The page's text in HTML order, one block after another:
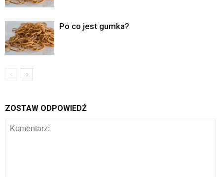
Po co jest gumka?
ZOSTAW ODPOWIEDŹ